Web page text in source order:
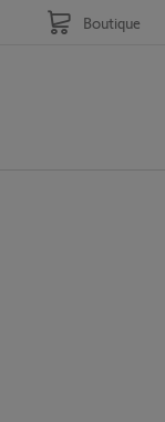
Boutique